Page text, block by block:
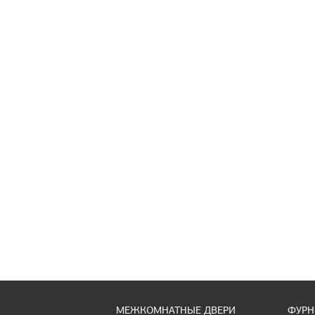
МЕЖКОМНАТНЫЕ ДВЕРИ